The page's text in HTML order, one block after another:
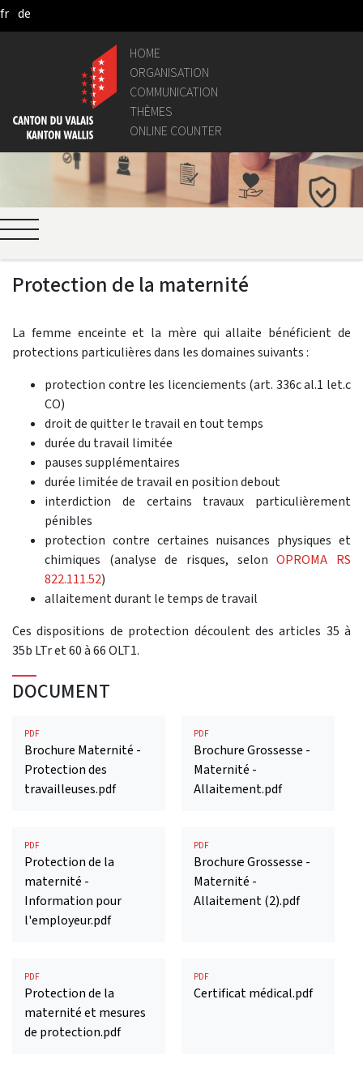
Skip to Main Content
fr de
HOME
ORGANISATION
COMMUNICATION
THÈMES
ONLINE COUNTER
Protection de la maternité
La femme enceinte et la mère qui allaite bénéficient de
protections particulières dans les domaines suivants :
protection contre les licenciements (art. 336c al.1 let.c
CO)
droit de quitter le travail en tout temps
durée du travail limitée
pauses supplémentaires
durée limitée de travail en position debout
interdiction de certains travaux particulièrement
pénibles
protection contre certaines nuisances physiques et
chimiques (analyse de risques, selonOPROMA RS
822.111.52)
allaitement durant le temps de travail
Ces dispositions de protection découlent des articles 35 à
35b LTr et 60 à 66 OLT1.
DOCUMENT
PDF
Brochure Maternité -
Protection des
travailleuses.pdf
PDF
Brochure Grossesse -
Maternité -
Allaitement.pdf
PDF
Protection de la
maternité -
Information pour
l'employeur.pdf
PDF
Brochure Grossesse -
Maternité -
Allaitement (2).pdf
PDF
Protection de la
maternité et mesures
de protection.pdf
PDF
Certificat médical.pdf